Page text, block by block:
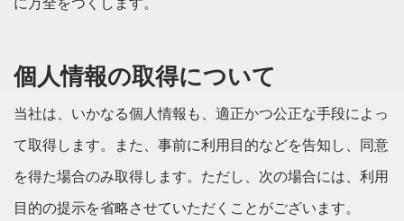
個人情報の取得について
当社は、いかなる個人情報も、適正かつ公正な手段によっ
て取得します。また、事前に利用目的などを告知し、同意
を得た場合のみ取得します。ただし、次の場合には、利用
目的の提示を省略させていただくことがございます。